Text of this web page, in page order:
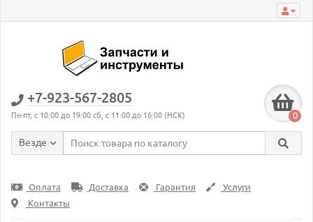
+7-923-567-2805
Пн-пт, с 10:00 до 19:00 сб, с 11:00 до 16:00 (НСК) 0
Везде
Оплата Доставка Гарантия
Услуги
Контакты